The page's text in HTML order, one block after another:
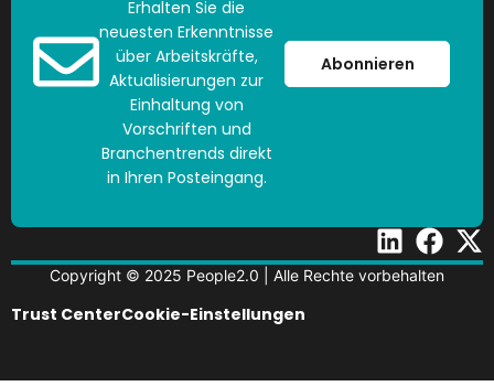
Erhalten Sie die
neuesten Erkenntnisse
über Arbeitskräfte,
Aktualisierungen zur
Einhaltung von
Vorschriften und
Branchentrends direkt
in Ihren Posteingang.
Abonnieren
Copyright © 2025 People2.0 | Alle Rechte vorbehalten
Trust CenterCookie-Einstellungen